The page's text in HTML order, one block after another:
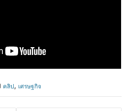
คลิป, เศรษฐกิจ